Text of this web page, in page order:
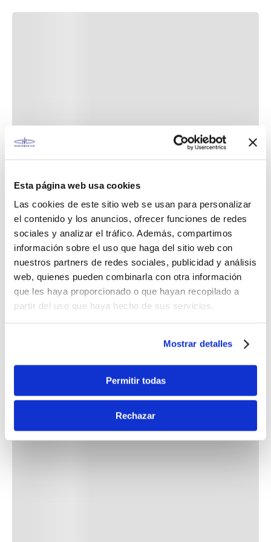
Esta página web usa cookies
Las cookies de este sitio web se usan para personalizar
el contenido y los anuncios, ofrecer funciones de redes
sociales y analizar el tráfico. Además, compartimos
información sobre el uso que haga del sitio web con
nuestros partners de redes sociales, publicidad y análisis
web, quienes pueden combinarla con otra información
que les haya proporcionado o que hayan recopilado a
partir del uso que haya hecho de sus servicios.
Mostrar detalles
Permitir todas
Rechazar